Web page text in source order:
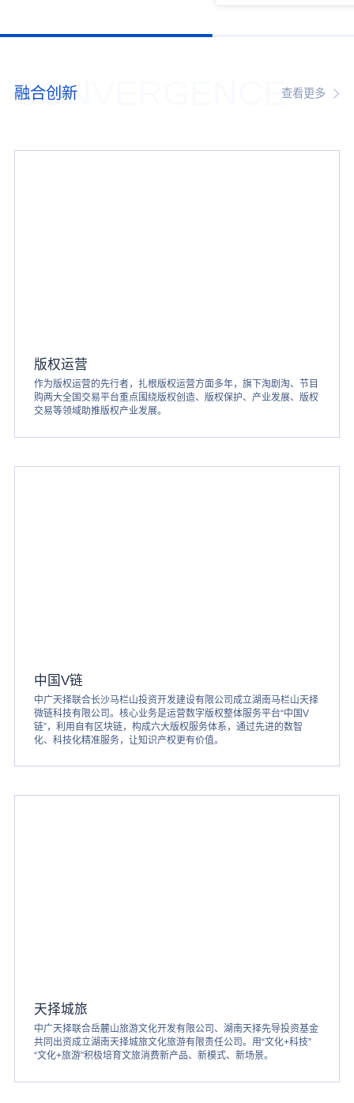
CONVERGENCE
融合创新 查看更多
版权运营
作为版权运营的先行者，扎根版权运营方面多年，旗下淘剧淘、节目
购两大全国交易平台重点围绕版权创造、版权保护、产业发展、版权
交易等领域助推版权产业发展。
中国V链
中广天择联合长沙马栏山投资开发建设有限公司成立湖南马栏山天择
微链科技有限公司。核心业务是运营数字版权整体服务平台“中国V
链”，利用自有区块链，构成六大版权服务体系，通过先进的数智
化、科技化精准服务，让知识产权更有价值。
天择城旅
中广天择联合岳麓山旅游文化开发有限公司、湖南天择先导投资基金
共同出资成立湖南天择城旅文化旅游有限责任公司。用“文化+科技”
“文化+旅游”积极培育文旅消费新产品、新模式、新场景。